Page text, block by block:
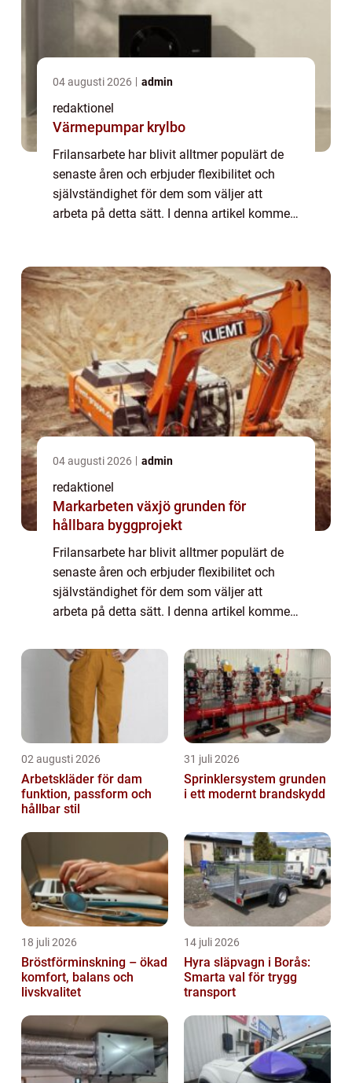
04 augusti 2026 admin
redaktionel
Värmepumpar krylbo
Frilansarbete har blivit alltmer populärt de
senaste åren och erbjuder flexibilitet och
självständighet för dem som väljer att
arbeta på detta sätt. I denna artikel kommer
04 augusti 2026 admin
redaktionel
Markarbeten växjö grunden för
hållbara byggprojekt
Frilansarbete har blivit alltmer populärt de
senaste åren och erbjuder flexibilitet och
självständighet för dem som väljer att
arbeta på detta sätt. I denna artikel kommer
”frilansa betyder” o...
02 augusti 2026
Arbetskläder för dam
funktion, passform och
hållbar stil
31 juli 2026
Sprinklersystem grunden
i ett modernt brandskydd
18 juli 2026
Bröstförminskning – ökad
komfort, balans och
livskvalitet
14 juli 2026
Hyra släpvagn i Borås:
Smarta val för trygg
transport